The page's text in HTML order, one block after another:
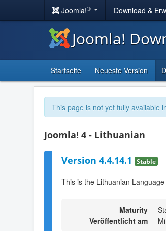
Joomla!® Download &
Joomla!
Startseite Neueste Version
This page is not yet fully available
Joomla! 4 - Lithuanian
Version 4.4.14.1 Stable
This is the Lithuanian
Maturity
Veröffentlicht am